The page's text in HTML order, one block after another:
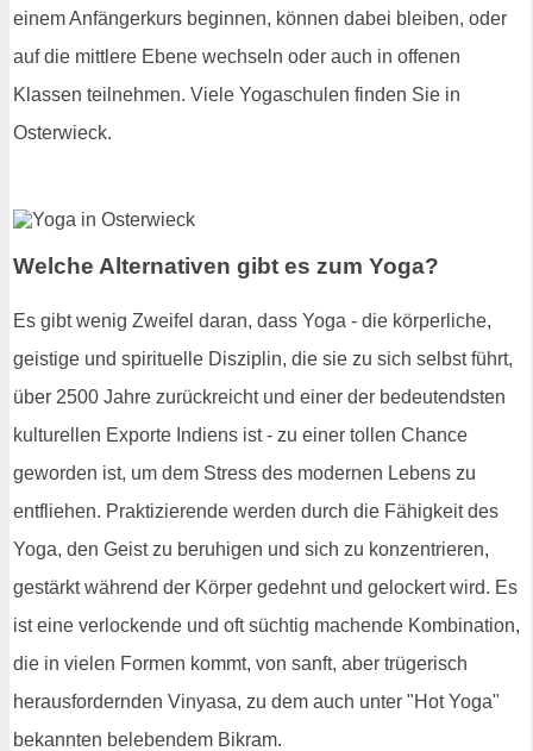
einem Anfängerkurs beginnen, können dabei bleiben, oder
auf die mittlere Ebene wechseln oder auch in offenen
Klassen teilnehmen. Viele Yogaschulen finden Sie in
Osterwieck.
Welche Alternativen gibt es zum Yoga?
Es gibt wenig Zweifel daran, dass Yoga - die körperliche,
geistige und spirituelle Disziplin, die sie zu sich selbst führt,
über 2500 Jahre zurückreicht und einer der bedeutendsten
kulturellen Exporte Indiens ist - zu einer tollen Chance
geworden ist, um dem Stress des modernen Lebens zu
entfliehen. Praktizierende werden durch die Fähigkeit des
Yoga, den Geist zu beruhigen und sich zu konzentrieren,
gestärkt während der Körper gedehnt und gelockert wird. Es
ist eine verlockende und oft süchtig machende Kombination,
die in vielen Formen kommt, von sanft, aber trügerisch
herausfordernden Vinyasa, zu dem auch unter "Hot Yoga"
bekannten belebendem Bikram.